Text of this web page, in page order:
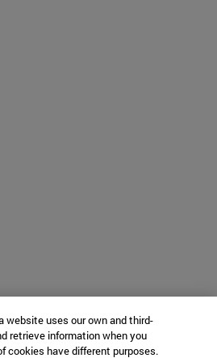
website uses our own and third-
retrieve information when you
cookies have different purposes.